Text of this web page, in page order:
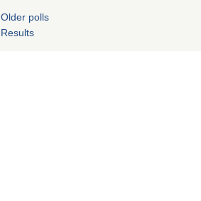
Older polls
Results